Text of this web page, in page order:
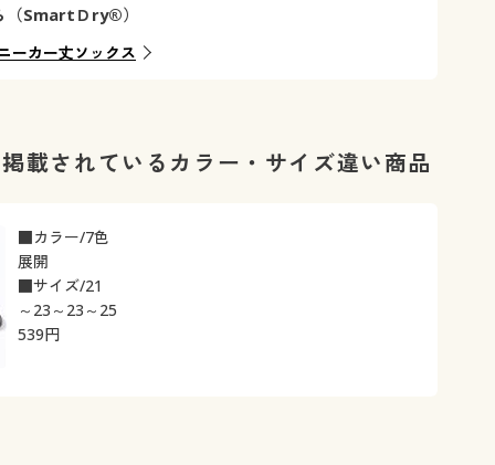
（SmartＤry®）
ーカー丈ソックス
載されているカラー・サイズ違い商品
539円
■カラー/7色
展開
■サイズ/21
～23～23～25